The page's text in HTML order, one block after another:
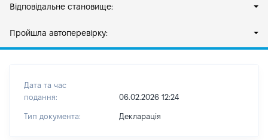
Відповідальне становище:
Пройшла автоперевірку:
Дата та час
подання:
06.02.2026 12:24
Тип документа: Декларація